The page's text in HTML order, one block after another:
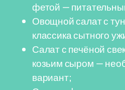
фетой —
Овощной салат с
классика сытного
Салат с печёной
козьим сыром —
вариант;